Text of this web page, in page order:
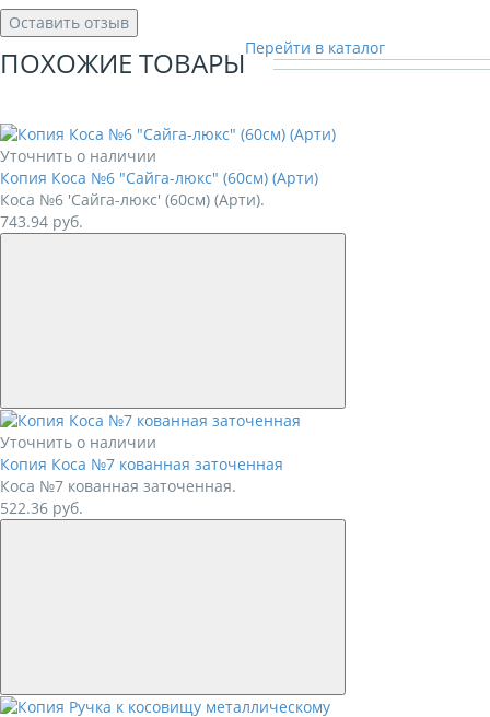
Оставить отзыв
ПОХОЖИЕ ТОВАРЫПерейти в каталог
Уточнить о наличии
Копия Коса №6 "Сайга-люкс" (60см) (Арти)
Коса №6 'Сайга-люкс' (60см) (Арти).
743.94 руб.
Уточнить о наличии
Копия Коса №7 кованная заточенная
Коса №7 кованная заточенная.
522.36 руб.